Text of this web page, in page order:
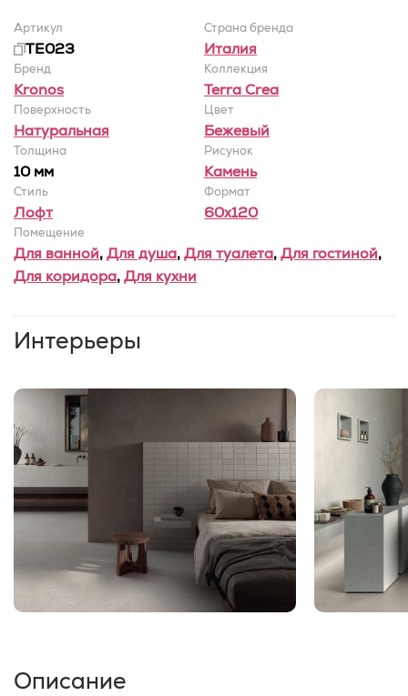
Артикул
TE023
Страна бренда
Италия
Бренд
Kronos
Коллекция
Terra Crea
Поверхность
Натуральная
Цвет
Бежевый
Толщина
10 мм
Рисунок
Камень
Стиль
Лофт
Формат
60x120
Помещение
Для ванной,Для душа,Для туалета,Для гостиной,
Для коридора,Для кухни
Интерьеры
Описание